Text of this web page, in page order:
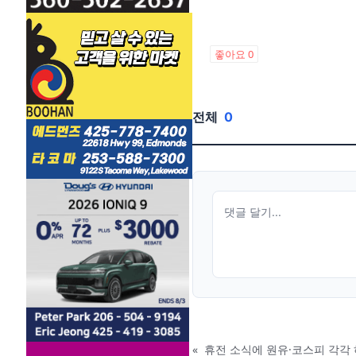
좋아요 0
전체 0
« 휴전 소식에 원유·코스피 각